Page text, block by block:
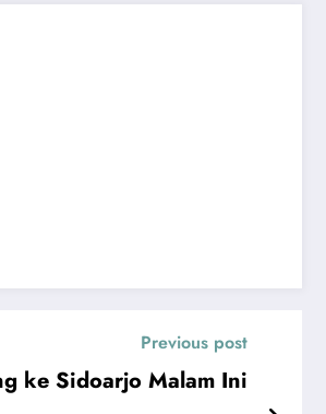
Previous post
ke Sidoarjo Malam Ini